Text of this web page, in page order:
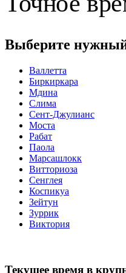
Выберите
Валлетта
Биркиркара
Мдина
Слима
Сент-Джулианс
Моста
Рабат
Паола
Марсашлокк
Витториоза
Сенглея
Коспикуа
Зейтун
Зуррик
Виктория
Текущее время в